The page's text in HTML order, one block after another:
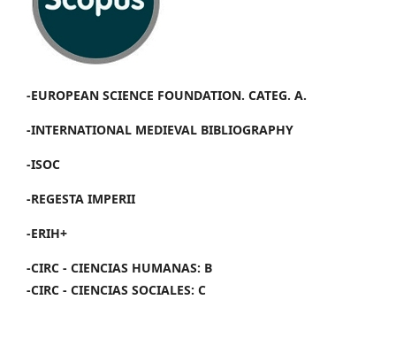
-EUROPEAN SCIENCE FOUNDATION. CATEG. A.
-INTERNATIONAL MEDIEVAL BIBLIOGRAPHY
-ISOC
-REGESTA IMPERII
-ERIH+
-CIRC - CIENCIAS HUMANAS: B
-CIRC - CIENCIAS SOCIALES: C